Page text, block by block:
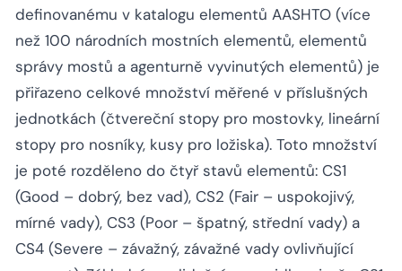
definovanému v katalogu elementů AASHTO (více
než 100 národních mostních elementů, elementů
správy mostů a agenturně vyvinutých elementů) je
přiřazeno celkové množství měřené v příslušných
jednotkách (čtvereční stopy pro mostovky, lineární
stopy pro nosníky, kusy pro ložiska). Toto množství
je poté rozděleno do čtyř stavů elementů: CS1
(Good – dobrý, bez vad), CS2 (Fair – uspokojivý,
mírné vady), CS3 (Poor – špatný, střední vady) a
CS4 (Severe – závažný, závažné vady ovlivňující